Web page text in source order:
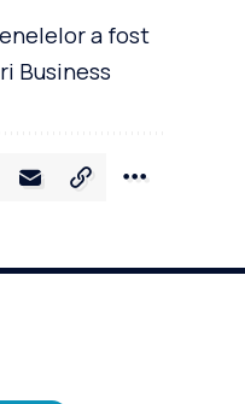
a fost
Business